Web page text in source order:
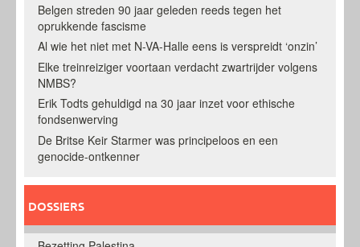
Belgen streden 90 jaar geleden reeds tegen het
oprukkende fascisme
Al wie het niet met N-VA-Halle eens is verspreidt ‘onzin’
Elke treinreiziger voortaan verdacht zwartrijder volgens
NMBS?
Erik Todts gehuldigd na 30 jaar inzet voor ethische
fondsenwerving
De Britse Keir Starmer was principeloos en een
genocide-ontkenner
DOSSIERS